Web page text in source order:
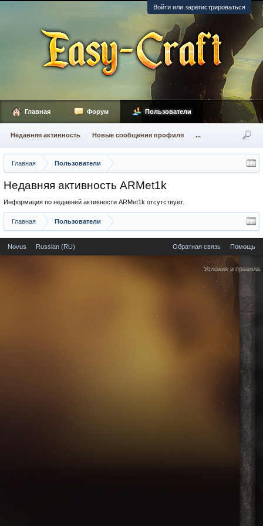
Войти или зарегистрироваться
Главная Пользователи
Недавняя активность ARMet1k
Информация по недавней активности ARMet1k отсутствует.
Главная Пользователи
Главная Форум Пользователи
Недавняя активность Новые сообщения профиля ...
Novus Russian (RU) Обратная связь Помощь
Условия и правила